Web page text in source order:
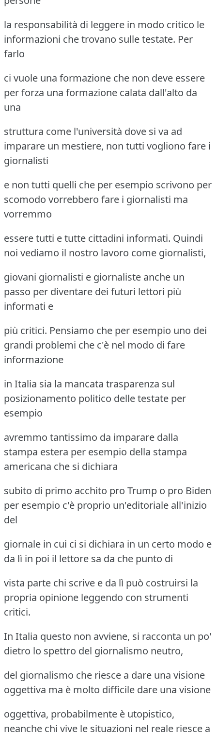
la responsabilità di leggere in modo critico le
informazioni che trovano sulle testate. Per
farlo
ci vuole una formazione che non deve essere
per forza una formazione calata dall'alto da
una
struttura come l'università dove si va ad
imparare un mestiere, non tutti vogliono fare i
giornalisti
e non tutti quelli che per esempio scrivono per
scomodo vorrebbero fare i giornalisti ma
vorremmo
essere tutti e tutte cittadini informati. Quindi
noi vediamo il nostro lavoro come giornalisti,
giovani giornalisti e giornaliste anche un
passo per diventare dei futuri lettori più
informati e
più critici. Pensiamo che per esempio uno dei
grandi problemi che c'è nel modo di fare
informazione
in Italia sia la mancata trasparenza sul
posizionamento politico delle testate per
esempio
avremmo tantissimo da imparare dalla
stampa estera per esempio della stampa
americana che si dichiara
subito di primo acchito pro Trump o pro Biden
per esempio c'è proprio un'editoriale all'inizio
del
giornale in cui ci si dichiara in un certo modo e
da lì in poi il lettore sa da che punto di
vista parte chi scrive e da lì può costruirsi la
propria opinione leggendo con strumenti
critici.
In Italia questo non avviene, si racconta un po'
dietro lo spettro del giornalismo neutro,
del giornalismo che riesce a dare una visione
oggettiva ma è molto difficile dare una visione
oggettiva, probabilmente è utopistico,
neanche chi vive le situazioni nel reale riesce a